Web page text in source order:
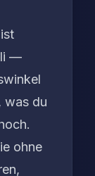
—
was du
ohne